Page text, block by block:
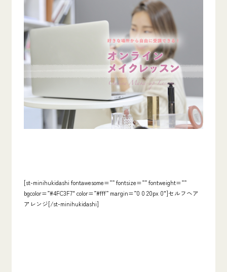
[st-minihukidashi fontawesome=”” fontsize=”” fontweight=””
bgcolor=”#4FC3F7″ color=”#fff” margin=”0 0 20px 0″]セルフヘア
アレンジ[/st-minihukidashi]